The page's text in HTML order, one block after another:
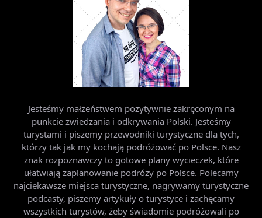
Jesteśmy małżeństwem pozytywnie zakręconym na
punkcie zwiedzania i odkrywania Polski. Jesteśmy
turystami i piszemy przewodniki turystyczne dla tych,
którzy tak jak my kochają podróżować po Polsce. Nasz
znak rozpoznawczy to gotowe plany wycieczek, które
ułatwiają zaplanowanie podróży po Polsce. Polecamy
najciekawsze miejsca turystyczne, nagrywamy turystyczne
podcasty, piszemy artykuły o turystyce i zachęcamy
wszystkich turystów, żeby świadomie podróżowali po